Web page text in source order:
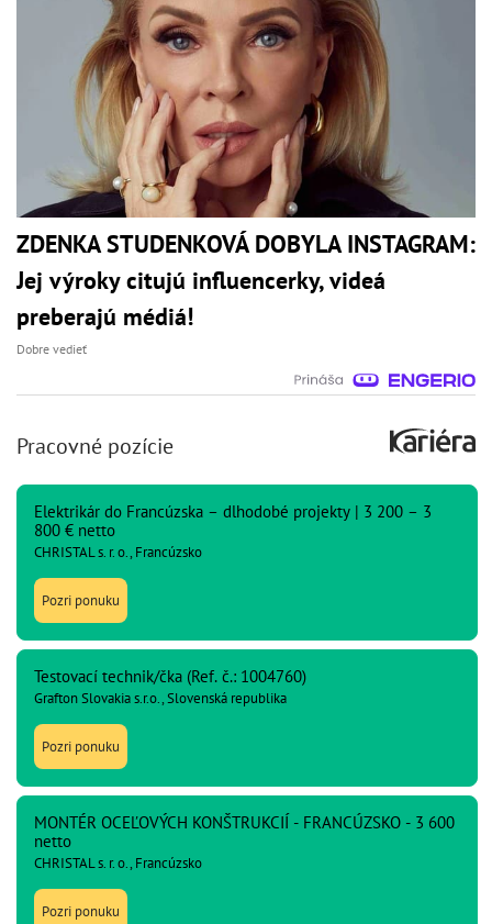
ZDENKA STUDENKOVÁ DOBYLA INSTAGRAM:
Jej výroky citujú influencerky, videá
preberajú médiá!
Dobre vedieť
Pracovné pozície
Elektrikár do Francúzska – dlhodobé projekty | 3 200 – 3
800 € netto
CHRISTAL s. r. o., Francúzsko
Pozri ponuku
Testovací technik/čka (Ref. č.: 1004760)
Grafton Slovakia s.r.o., Slovenská republika
Pozri ponuku
MONTÉR OCEĽOVÝCH KONŠTRUKCIÍ - FRANCÚZSKO - 3 600
netto
CHRISTAL s. r. o., Francúzsko
Pozri ponuku